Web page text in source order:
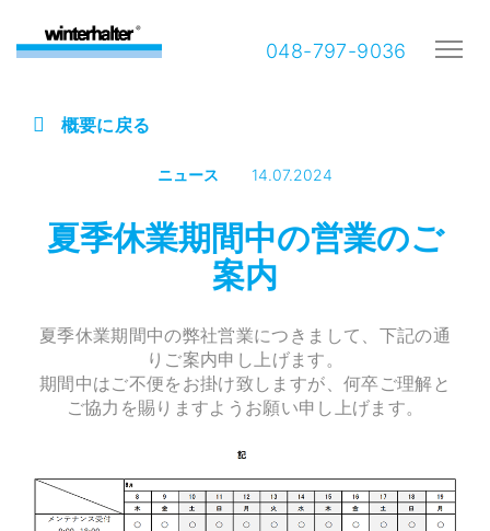
048-797-9036
概要に戻る
ニュース 14.07.2024
夏季休業期間中の営業のご
案内
夏季休業期間中の弊社営業につきまして、下記の通
りご案内申し上げます。
期間中はご不便をお掛け致しますが、何卒ご理解と
ご協力を賜りますようお願い申し上げます。